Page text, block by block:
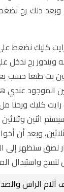
ذلك رح
كليك نضغط
رح ندخل
بت طبعا حسب
الموجود
كليك
اثنين
وبعد أن
ستظهر إلى
واستبدال
آلام الراس